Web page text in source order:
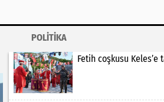
POLİTİKA
Fetih coşkusu Keles’e